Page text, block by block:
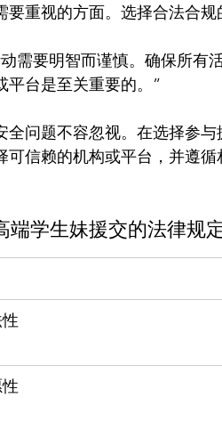
需要明智而谨慎。确保所有
平台是至关重要的。”
全问题不容忽视。在选择参
可信赖的机构或平台，并遵
端学生妹援交的法律规